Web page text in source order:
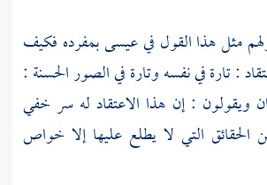
مثل هذا القول في عيسى بمفرده فكيف
: تارة في نفسه وتارة في الصور الحسنة :
ويقولون : إن هذا الاعتقاد له سر خفي
التي لا يطلع عليها إلا خواص